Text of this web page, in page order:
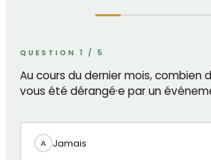
QUESTION 1 / 5
Au cours du dernier mois, combien
vous été dérangé·e par un
A Jamais